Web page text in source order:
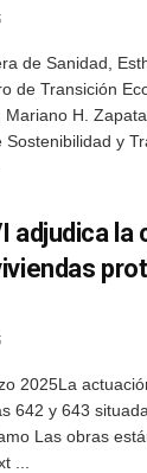
de Sanidad,
de Transición
Mariano H.
Sostenibilidad y
adjudica
2025La
642 y 643
Las obras
...